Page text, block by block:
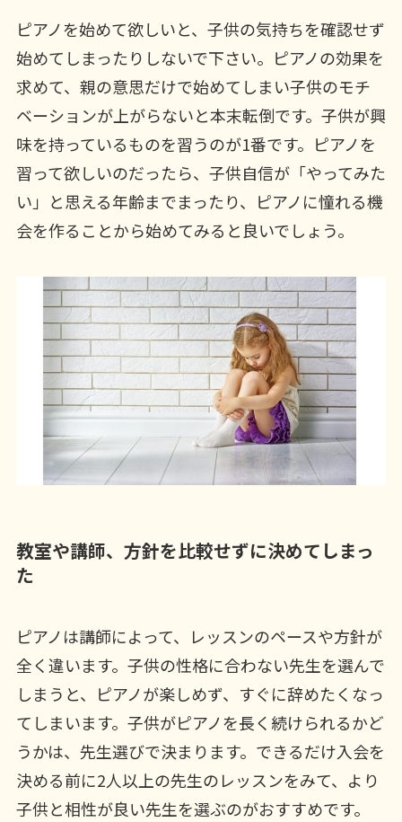
ピアノを始めて欲しいと、子供の気持ちを確認せず
始めてしまったりしないで下さい。ピアノの効果を
求めて、親の意思だけで始めてしまい子供のモチ
ベーションが上がらないと本末転倒です。子供が興
味を持っているものを習うのが1番です。ピアノを
習って欲しいのだったら、子供自信が「やってみた
い」と思える年齢までまったり、ピアノに憧れる機
会を作ることから始めてみると良いでしょう。
教室や講師、方針を比較せずに決めてしまっ
た
ピアノは講師によって、レッスンのペースや方針が
全く違います。子供の性格に合わない先生を選んで
しまうと、ピアノが楽しめず、すぐに辞めたくなっ
てしまいます。子供がピアノを長く続けられるかど
うかは、先生選びで決まります。できるだけ入会を
決める前に2人以上の先生のレッスンをみて、より
子供と相性が良い先生を選ぶのがおすすめです。